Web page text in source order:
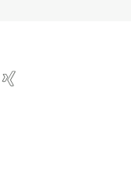
Xing